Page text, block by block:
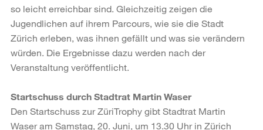
so leicht erreichbar sind. Gleichzeitig zeigen die
Jugendlichen auf ihrem Parcours, wie sie die Stadt
Zürich erleben, was ihnen gefällt und was sie verändern
würden. Die Ergebnisse dazu werden nach der
Veranstaltung veröffentlicht.
Startschuss durch Stadtrat Martin Waser
Den Startschuss zur ZüriTrophy gibt Stadtrat Martin
Waser am Samstag, 20. Juni, um 13.30 Uhr in Zürich